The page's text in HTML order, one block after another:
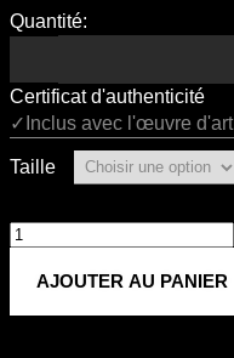
Quantité:
Certificat d'authenticité
✓Inclus avec l'œuvre d'art
Taille
quantité
Audrey
Hepburn
AJOUTER AU PANIER